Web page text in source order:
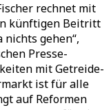
rechnet mit
künftigen Beitritt
gehen“,
Presse-
mit Getreide-
ist für alle
auf Reformen